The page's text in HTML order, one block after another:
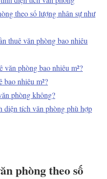
theo số lượng nhân sự như
thuê văn phòng bao nhiêu
phòng bao nhiêu m²?
bao nhiêu m²?
phòng không?
diện tích văn phòng phù hợp
phòng theo số